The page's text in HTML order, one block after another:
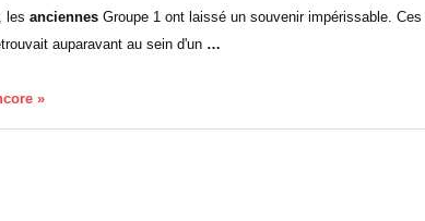
les anciennes Groupe 1 ont laissé un souvenir impérissable. Ces
auparavant au sein d'un …
»